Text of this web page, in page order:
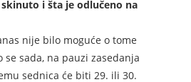
i šta je odlučeno na
nije bilo moguće o tome
se sada, na pauzi zasedanja
sednica će biti 29. ili 30.